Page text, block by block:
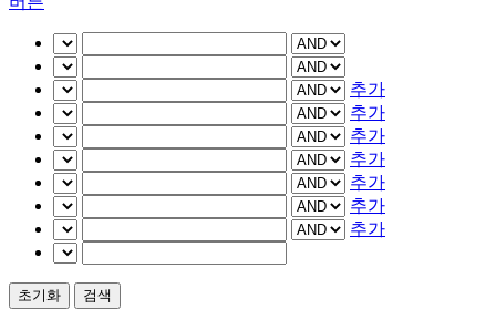
추가
추가
추가
추가
추가
추가
추가